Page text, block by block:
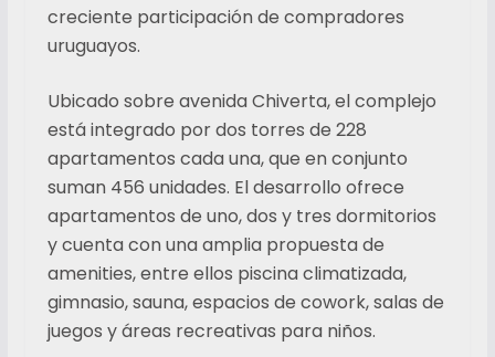
creciente participación de compradores
uruguayos.
Ubicado sobre avenida Chiverta, el complejo
está integrado por dos torres de 228
apartamentos cada una, que en conjunto
suman 456 unidades. El desarrollo ofrece
apartamentos de uno, dos y tres dormitorios
y cuenta con una amplia propuesta de
amenities, entre ellos piscina climatizada,
gimnasio, sauna, espacios de cowork, salas de
juegos y áreas recreativas para niños.